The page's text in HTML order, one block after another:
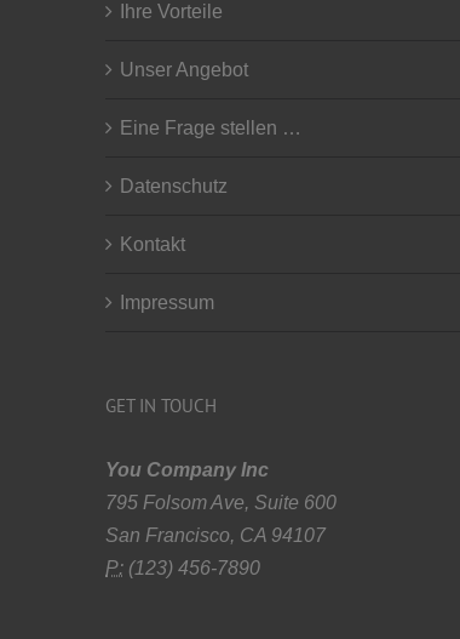
Ihre Vorteile
Unser Angebot
Eine Frage stellen …
Datenschutz
Kontakt
Impressum
GET IN TOUCH
You Company Inc
795 Folsom Ave, Suite 600
San Francisco, CA 94107
P: (123) 456-7890